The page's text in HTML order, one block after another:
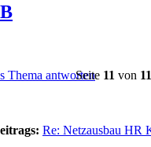
Seite 11 von 11
Re: Netzausbau HR